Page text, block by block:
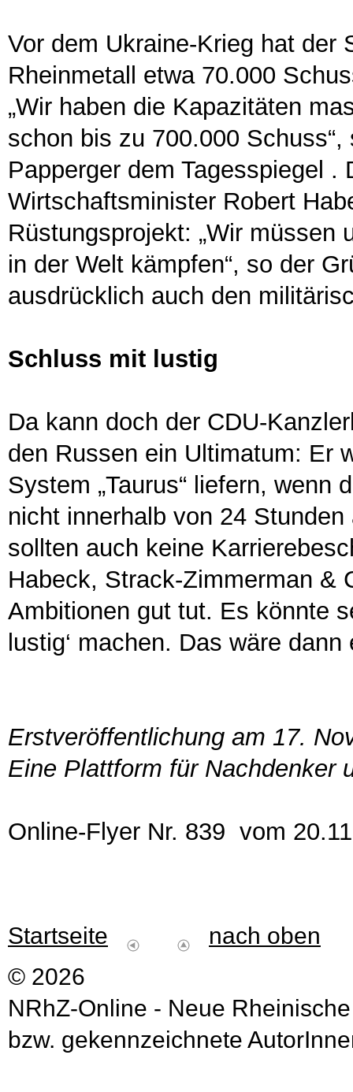
Vor dem Ukraine-Krieg hat der
Rheinmetall etwa 70.000
„Wir haben die Kapazitäten
schon bis zu 700.000
Papperger dem Tagesspiegel
Wirtschaftsminister Robert
Rüstungsprojekt: „Wir müssen
in der Welt kämpfen“, so der
ausdrücklich auch den
Schluss mit lustig
Da kann doch der CDU-
den Russen ein Ultimatum: Er
System „Taurus“ liefern, wenn
nicht innerhalb von 24
sollten auch keine
Habeck, Strack-Zimmerman &
Ambitionen gut tut. Es könnte
lustig‘ machen. Das wäre
Erstveröffentlichung am 17.
Eine Plattform für Nachdenker
Online-Flyer Nr. 839 vom
Startseite
nach oben
© 2026
NRhZ-Online - Neue
bzw. gekennzeichnete